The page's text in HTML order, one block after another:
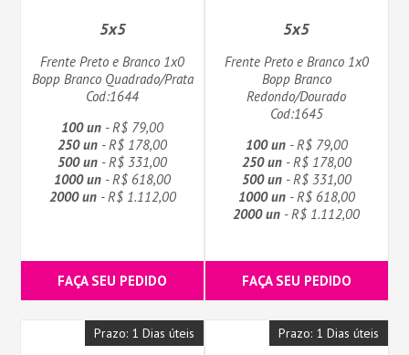
5x5
Frente Preto e Branco 1x0
Bopp Branco Quadrado/Prata
Cod:1644
100 un - R$ 79,00
250 un - R$ 178,00
500 un - R$ 331,00
1000 un - R$ 618,00
2000 un- R$ 1.112,00
FAÇA SEU PEDIDO
5x5
Frente Preto e Branco 1x0
Bopp Branco
Redondo/Dourado
Cod:1645
100 un- R$ 79,00
250 un- R$ 178,00
500 un- R$ 331,00
1000 un- R$ 618,00
2000 un - R$ 1.112,00
FAÇA SEU PEDIDO
Prazo: 1 Dias úteis Prazo: 1 Dias úteis